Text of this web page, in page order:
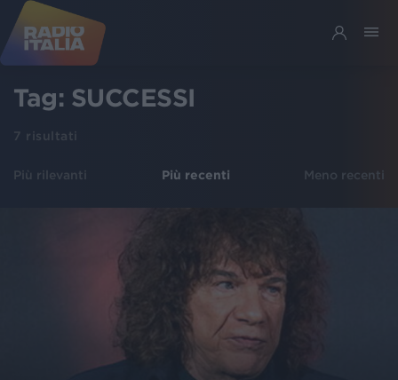
Tag: SUCCESSI
7 risultati
Più rilevanti Più recenti Meno recenti